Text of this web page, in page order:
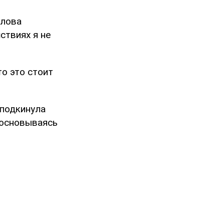
я не
это стоит